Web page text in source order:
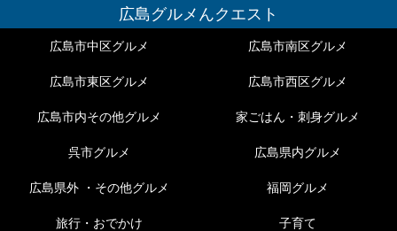
広島グルメんクエスト
広島市中区グルメ 広島市南区グルメ
広島市東区グルメ 広島市西区グルメ
広島市内その他グルメ 家ごはん・刺身グルメ
呉市グルメ 広島県内グルメ
広島県外 ・その他グルメ 福岡グルメ
旅行・おでかけ 子育て